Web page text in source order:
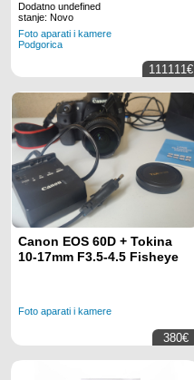
Dodatno undefined
stanje: Novo
Foto aparati i kamere
Podgorica
111111€
Canon EOS 60D + Tokina
10-17mm F3.5-4.5 Fisheye
Foto aparati i kamere
380€